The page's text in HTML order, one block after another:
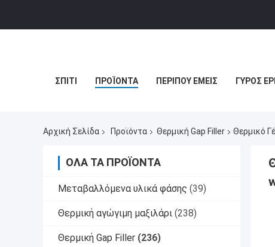
ΣΠΊΤΙ ΠΡΟΪΌΝΤΑ ΠΕΡΊΠΟΥ ΕΜΕΊΣ ΓΎΡΟΣ
Αρχική Σελίδα Προϊόντα Θερμική Gap Filler Θερμικό
ΌΛΑ ΤΑ ΠΡΟΪΌΝΤΑ
Μεταβαλλόμενα υλικά φάσης (39)
Θερμική αγώγιμη μαξιλάρι (238)
Θερμική Gap Filler (236)